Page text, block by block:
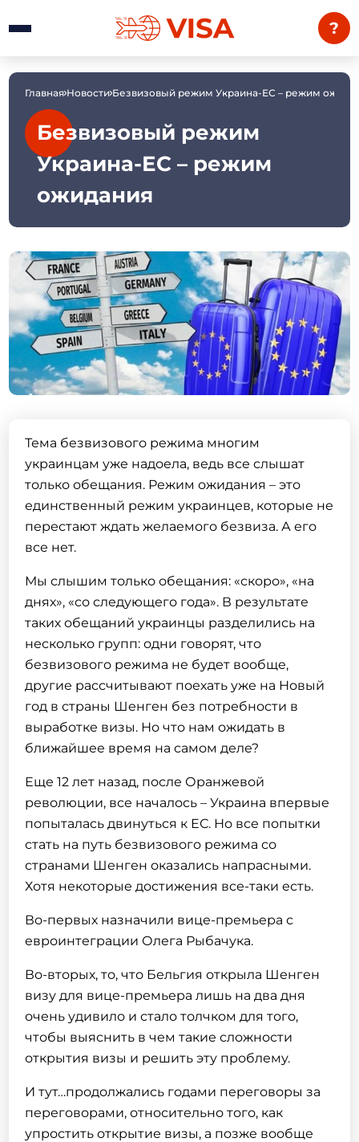
?
Главная Новости Безвизовый режим Украина-ЕС – режим
Безвизовый режим
Украина-ЕС – режим
ожидания
Тема безвизового режима многим
украинцам уже надоела, ведь все слышат
только обещания. Режим ожидания – это
единственный режим украинцев, которые не
перестают ждать желаемого безвиза. А его
все нет.
Мы слышим только обещания: «скоро», «на
днях», «со следующего года». В результате
таких обещаний украинцы разделились на
несколько групп: одни говорят, что
безвизового режима не будет вообще,
другие рассчитывают поехать уже на Новый
год в страны Шенген без потребности в
выработке визы. Но что нам ожидать в
ближайшее время на самом деле?
Еще 12 лет назад, после Оранжевой
революции, все началось – Украина впервые
попыталась двинуться к ЕС. Но все попытки
стать на путь безвизового режима со
странами Шенген оказались напрасными.
Хотя некоторые достижения все-таки есть.
Во-первых назначили вице-премьера с
евроинтеграции Олега Рыбачука.
Во-вторых, то, что Бельгия открыла Шенген
визу для вице-премьера лишь на два дня
очень удивило и стало толчком для того,
чтобы выяснить в чем такие сложности
открытия визы и решить эту проблему.
И тут…продолжались годами переговоры за
переговорами, относительно того, как
упростить открытие визы, а позже вообще